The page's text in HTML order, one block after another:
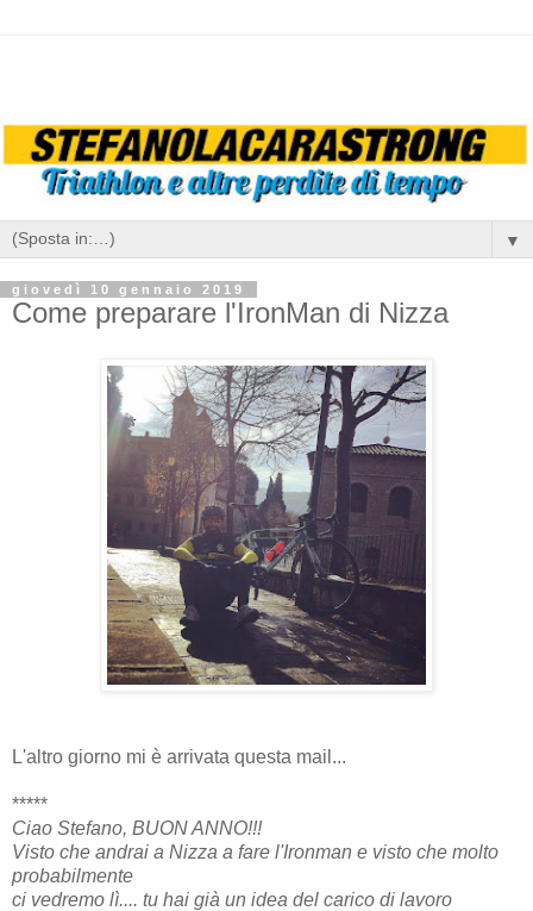
▼
giovedì 10 gennaio 2019
Come preparare l'IronMan di Nizza
L'altro giorno mi è arrivata questa mail...
*****
Ciao Stefano, BUON ANNO!!!
Visto che andrai a Nizza a fare l'Ironman e visto che molto
probabilmente
ci vedremo lì.... tu hai già un idea del carico di lavoro